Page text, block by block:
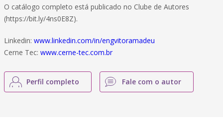
O catálogo completo está publicado no Clube de Autores
(https://bit.ly/4ns0E8Z).
Linkedin: www.linkedin.com/in/engvitoramadeu
Cerne Tec: www.cerne-tec.com.br
Perfil completo Fale com o autor